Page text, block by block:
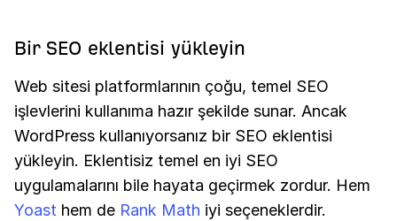
Bir SEO eklentisi yükleyin
Web sitesi platformlarının çoğu, temel SEO
işlevlerini kullanıma hazır şekilde sunar. Ancak
WordPress kullanıyorsanız bir SEO eklentisi
yükleyin. Eklentisiz temel en iyi SEO
uygulamalarını bile hayata geçirmek zordur. Hem
Yoast hem de Rank Math iyi seçeneklerdir.